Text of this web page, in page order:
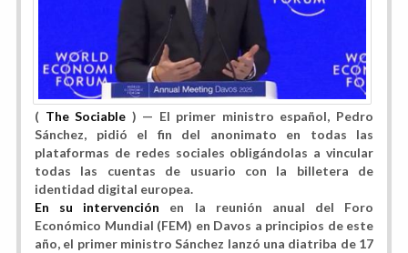
( The Sociable ) — El primer ministro español, Pedro
Sánchez, pidió el fin del anonimato en todas las
plataformas de redes sociales obligándolas a vincular
todas las cuentas de usuario con la billetera de
identidad digital europea.
En su intervención en la reunión anual del Foro
Económico Mundial (FEM) en Davos a principios de este
año, el primer ministro Sánchez lanzó una diatriba de 17